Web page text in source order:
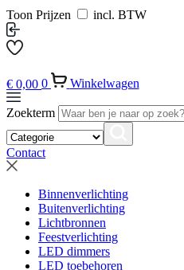
Toon Prijzen incl. BTW
€ 0,00 0 Winkelwagen
Zoekterm
Contact
Binnenverlichting
Buitenverlichting
Lichtbronnen
Feestverlichting
LED dimmers
LED toebehoren